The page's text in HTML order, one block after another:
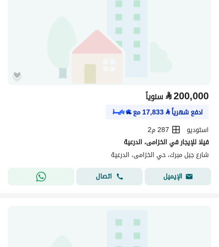
⃁200,000 سنوياً
ادفع شهرياً⃁
17,833مع
استوديو
287 م2
فيلا للإيجار في الخزامى، الدرعية
شارع جبل مبرك، حي الخزامى، الدرعية
الإيميل
اتصال